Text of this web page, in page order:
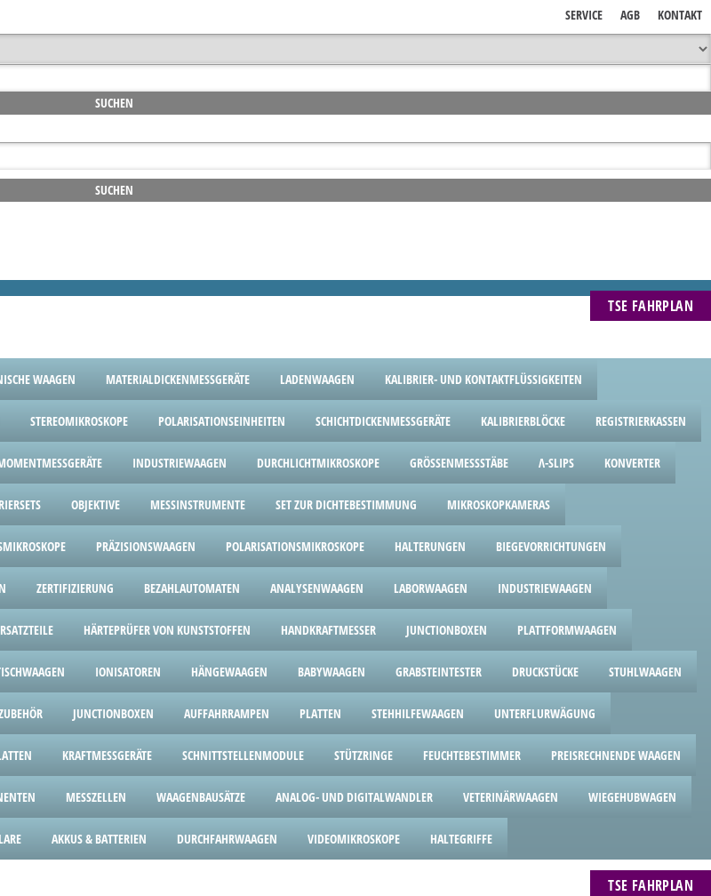
KONTAKT
AGB
SERVICE
TSE FAHRPLAN
WAAGEN MATERIALDICKENMESSGERÄTE LADENWAAGEN KALIBRIER- UND KONTAKTFLÜSSIGKEITEN
STEREOMIKROSKOPE POLARISATIONSEINHEITEN SCHICHTDICKENMESSGERÄTE KALIBRIERBLÖCKE REGISTRIERKASSEN
INDUSTRIEWAAGEN DURCHLICHTMIKROSKOPE GRÖSSENMESSSTÄBE Λ-SLIPS KONVERTER
OBJEKTIVE MESSINSTRUMENTE SET ZUR DICHTEBESTIMMUNG MIKROSKOPKAMERAS
PRÄZISIONSWAAGEN POLARISATIONSMIKROSKOPE HALTERUNGEN BIEGEVORRICHTUNGEN
ZERTIFIZIERUNG BEZAHLAUTOMATEN ANALYSENWAAGEN LABORWAAGEN INDUSTRIEWAAGEN
HÄRTEPRÜFER VON KUNSTSTOFFEN HANDKRAFTMESSER JUNCTIONBOXEN PLATTFORMWAAGEN
IONISATOREN HÄNGEWAAGEN BABYWAAGEN GRABSTEINTESTER DRUCKSTÜCKE STUHLWAAGEN
JUNCTIONBOXEN AUFFAHRRAMPEN PLATTEN STEHHILFEWAAGEN UNTERFLURWÄGUNG
KRAFTMESSGERÄTE SCHNITTSTELLENMODULE STÜTZRINGE FEUCHTEBESTIMMER PREISRECHNENDE WAAGEN
MESSZELLEN WAAGENBAUSÄTZE ANALOG- UND DIGITALWANDLER VETERINÄRWAAGEN WIEGEHUBWAGEN
AKKUS & BATTERIEN DURCHFAHRWAAGEN VIDEOMIKROSKOPE HALTEGRIFFE
TSE FAHRPLAN